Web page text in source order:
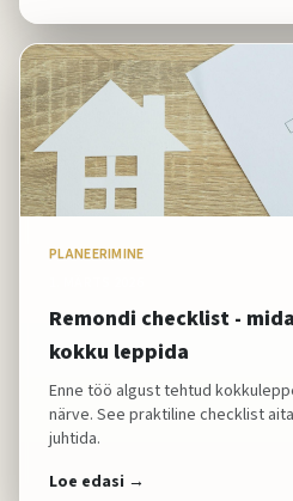
PLANEERIMINE
Remondi checklist -
kokku leppida
Enne töö algust tehtud
närve. See praktiline checklist
juhtida.
Loe edasi →